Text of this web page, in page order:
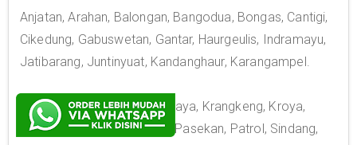
Anjatan, Arahan, Balongan, Bangodua, Bongas, Cantigi,
Cikedung, Gabuswetan, Gantar, Haurgeulis, Indramayu,
Jatibarang, Juntinyuat, Kandanghaur, Karangampel.
Kedokan Bunder, Kertasemaya, Krangkeng, Kroya,
Lelea, Lohbener, Losarang, Pasekan, Patrol, Sindang,